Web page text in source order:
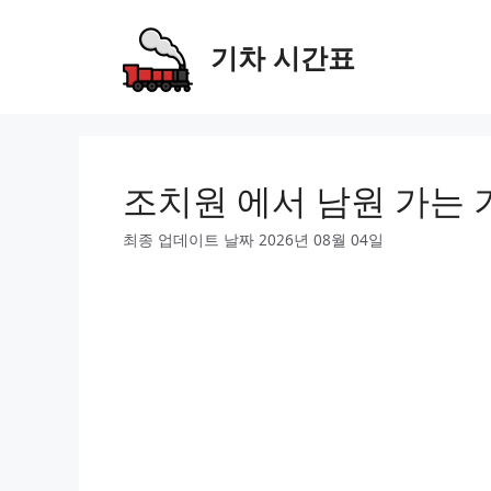
기차 시간표
조치원 에서 남원 가는
최종 업데이트 날짜 2026년 08월 04일